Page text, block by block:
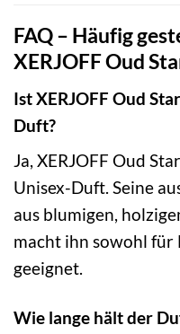
FAQ – Häufig
XERJOFF Oud
Ist XERJOFF Oud
Duft?
Ja, XERJOFF Oud
Unisex-Duft. Seine
aus blumigen,
macht ihn sowohl für
geeignet.
Wie lange hält der